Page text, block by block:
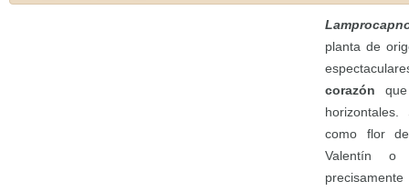
planta de
corazón
como flor
Valentín o